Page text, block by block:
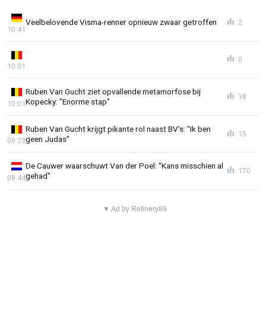
Veelbelovende Visma-renner opnieuw zwaar getroffen
10:41
2
10:01
0
Ruben Van Gucht ziet opvallende metamorfose bij
Kopecky: "Enorme stap"
10:01
18
Ruben Van Gucht krijgt pikante rol naast BV's: "Ik ben
geen Judas"
09:23
15
De Cauwer waarschuwt Van der Poel: "Kans misschien al
gehad"
08:44
170
▼ Ad by Refinery89